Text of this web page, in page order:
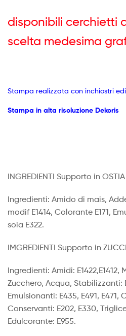
disponibili cerchietti
scelta medesima
Stampa realizzata con inchiostri
Stampa in alta risoluzione Dekoris
INGREDIENTI Supporto in OSTIA
Ingredienti: Amido di mais,
modif E1414, Colorante E171,
soia E322.
IMGREDIENTI Supporto in
Ingredienti: Amidi:
Zucchero, Acqua, Stabilizzanti:
Emulsionanti: E435, E491, E471,
Conservanti: E202, E330,
Edulcorante: E955.